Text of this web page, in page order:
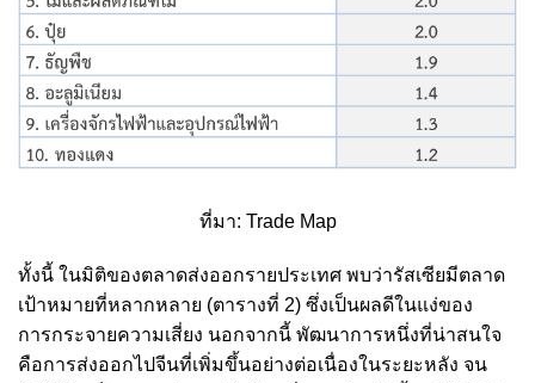
ที่มา: Trade Map
ทั้งนี้ ในมิติของตลาดส่งออกรายประเทศ พบว่ารัสเซียมีตลาด
เป้าหมายที่หลากหลาย (ตารางที่ 2) ซึ่งเป็นผลดีในแง่ของ
การกระจายความเสี่ยง นอกจากนี้ พัฒนาการหนึ่งที่น่าสนใจ
คือการส่งออกไปจีนที่เพิ่มขึ้นอย่างต่อเนื่องในระยะหลัง จน